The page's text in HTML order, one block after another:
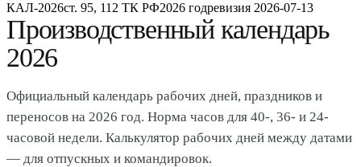
КАЛ-2026ст. 95, 112 ТК РФ2026 годревизия 2026-07-13
Производственный календарь
2026
Официальный календарь рабочих дней, праздников и
переносов на 2026 год. Норма часов для 40-, 36- и 24-
часовой недели. Калькулятор рабочих дней между датами
— для отпускных и командировок.